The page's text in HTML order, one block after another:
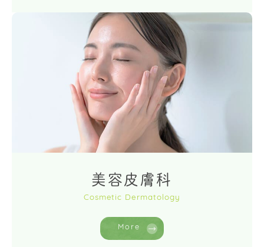
美容皮膚科
Cosmetic Dermatology
More